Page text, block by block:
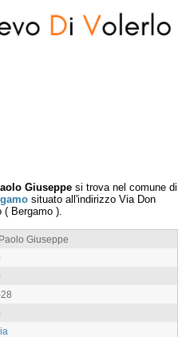
Giuseppe si trova nel comune di
situato all'indirizzo Via Don
( Bergamo ).
Giuseppe